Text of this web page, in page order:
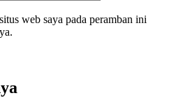
web saya pada peramban ini